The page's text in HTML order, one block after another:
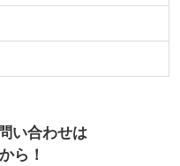
い合わせは
ら！